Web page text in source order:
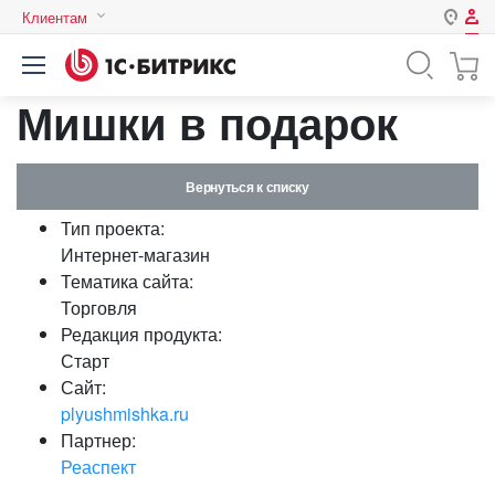
Клиентам
Казахстан
Авторизация
Логин
Пароль
Мишки в подарок
Вернуться к списку
Тип проекта:
Интернет-магазин
Тематика сайта:
Торговля
Редакция продукта:
Старт
Сайт:
plyushmishka.ru
Партнер:
Реаспект